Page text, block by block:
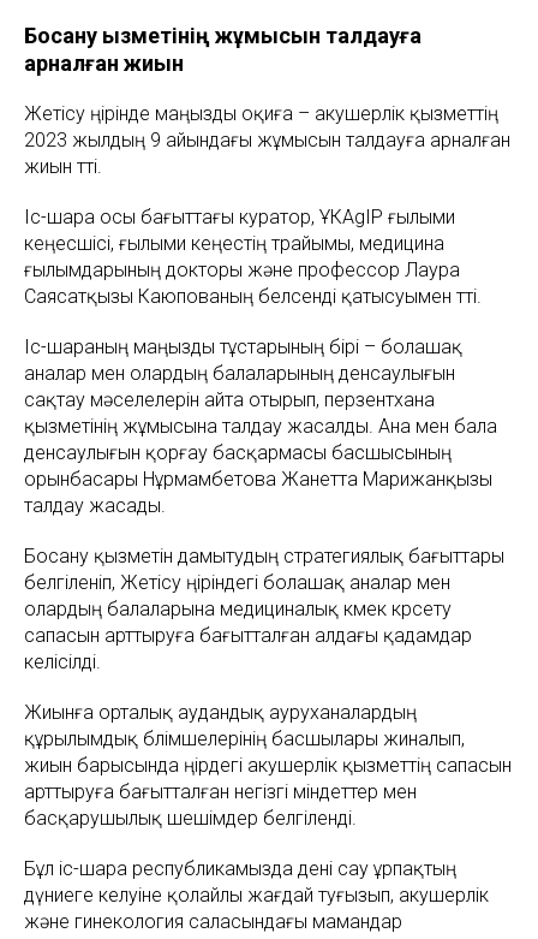
Босану қызметінің жұмысын талдауға
арналған жиын
Жетісу өңірінде маңызды оқиға – акушерлік қызметтің
2023 жылдың 9 айындағы жұмысын талдауға арналған
жиын өтті.
Іс-шара осы бағыттағы куратор, ҰКАgIP ғылыми
кеңесшісі, ғылыми кеңестің төрайымы, медицина
ғылымдарының докторы және профессор Лаура
Саясатқызы Каюпованың белсенді қатысуымен өтті.
Іс-шараның маңызды тұстарының бірі – болашақ
аналар мен олардың балаларының денсаулығын
сақтау мәселелерін айта отырып, перзентхана
қызметінің жұмысына талдау жасалды. Ана мен бала
денсаулығын қорғау басқармасы басшысының
орынбасары Нұрмамбетова Жанетта Марижанқызы
талдау жасады.
Босану қызметін дамытудың стратегиялық бағыттары
белгіленіп, Жетісу өңіріндегі болашақ аналар мен
олардың балаларына медициналық көмек көрсету
сапасын арттыруға бағытталған алдағы қадамдар
келісілді.
Жиынға орталық аудандық ауруханалардың
құрылымдық бөлімшелерінің басшылары жиналып,
жиын барысында өңірдегі акушерлік қызметтің сапасын
арттыруға бағытталған негізгі міндеттер мен
басқарушылық шешімдер белгіленді.
Бұл іс-шара республикамызда дені сау ұрпақтың
дүниеге келуіне қолайлы жағдай туғызып, акушерлік
және гинекология саласындағы мамандар